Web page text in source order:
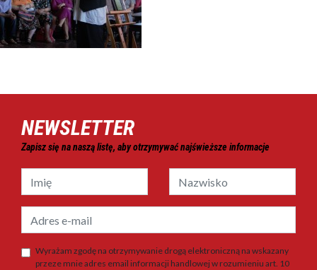
NEWSLETTER
Zapisz się na naszą listę, aby otrzymywać najświeższe informacje
Wyrażam zgodę na otrzymywanie drogą elektroniczną na wskazany
przeze mnie adres email informacji handlowej w rozumieniu art. 10